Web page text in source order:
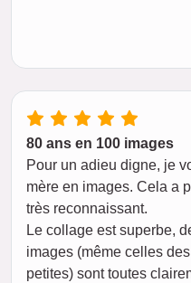
80 ans en 100 images
Pour un adieu digne, je
mère en images. Cela a
très reconnaissant.
Le collage est superbe,
images (même celles
petites) sont toutes